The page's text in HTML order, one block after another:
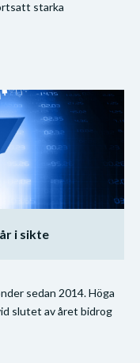
starka
i sikte
sedan 2014. Höga
slutet av året bidrog